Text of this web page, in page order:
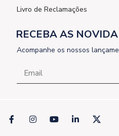
Livro de Reclamações
RECEBA AS
Acompanhe os nossos